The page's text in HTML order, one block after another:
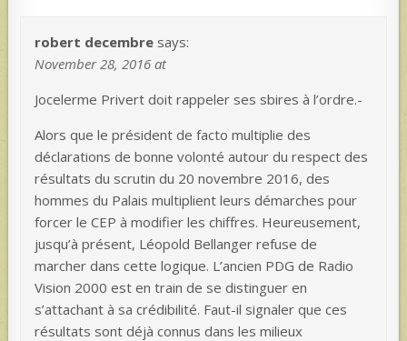
robert decembre says:
November 28, 2016 at
Jocelerme Privert doit rappeler ses sbires à l’ordre.-
Alors que le président de facto multiplie des
déclarations de bonne volonté autour du respect des
résultats du scrutin du 20 novembre 2016, des
hommes du Palais multiplient leurs démarches pour
forcer le CEP à modifier les chiffres. Heureusement,
jusqu’à présent, Léopold Bellanger refuse de
marcher dans cette logique. L’ancien PDG de Radio
Vision 2000 est en train de se distinguer en
s’attachant à sa crédibilité. Faut-il signaler que ces
résultats sont déjà connus dans les milieux